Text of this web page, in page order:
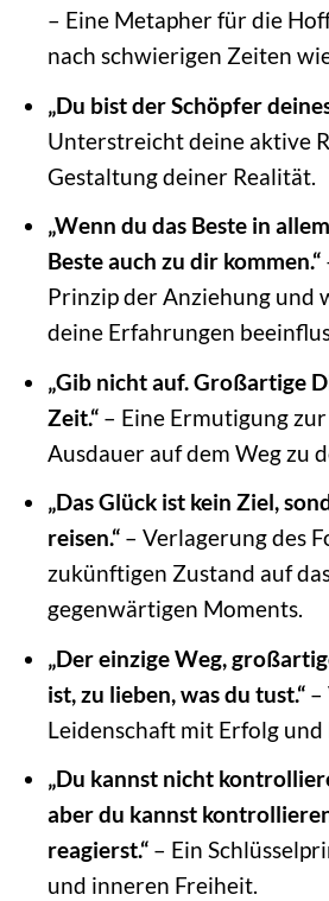
– Eine Metapher für die
nach schwierigen Zeiten
„Du bist der Schöpfer
Unterstreicht deine aktive
Gestaltung deiner Realität.
„Wenn du das Beste in
Beste auch zu dir kommen.“
Prinzip der Anziehung und
deine Erfahrungen
„Gib nicht auf. Großartige
Zeit.“– Eine Ermutigung
Ausdauer auf dem Weg zu
„Das Glück ist kein Ziel,
reisen.“– Verlagerung des
zukünftigen Zustand auf
gegenwärtigen Moments.
„Der einzige Weg,
ist, zu lieben, was du tust.“–
Leidenschaft mit Erfolg
„Du kannst nicht
aber du kannst
reagierst.“– Ein
und inneren Freiheit.